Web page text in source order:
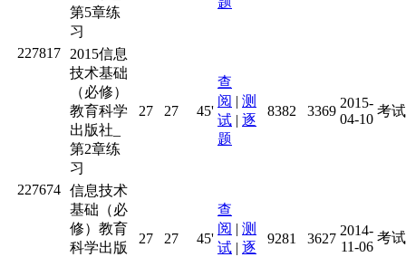
第5章练
习
227817
2015信息
技术基础
（必修）
教育科学
出版社_
第2章练
习
27 27 45'
查
阅 | 测
试 | 逐
题
8382 3369
2015-
04-10
考
227674 信息技术
基础（必
修）教育
科学出版
27 27 45'
查
阅 | 测
试 | 逐
9281 3627
2014-
11-06
考